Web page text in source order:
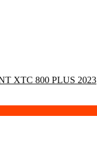
XTC 800 PLUS 2023